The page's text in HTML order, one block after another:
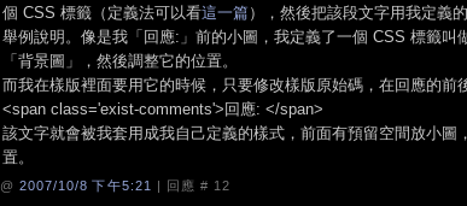
個 CSS 標籤（定義法可以看這一篇 ），然後把該段文字用我定義
舉例說明。像是我「回應:」前的小圖，我定義了一個 CSS 標籤
「背景圖」，然後調整它的位置。
而我在樣版裡面要用它的時候，只要修改樣版原始碼，在回應的前
<span class='exist-comments'>回應: </span>
該文字就會被我套用成我自己定義的樣式，前面有預留空間放小
置。
@ 2007/10/8 下午5:21 | 回應 # 12